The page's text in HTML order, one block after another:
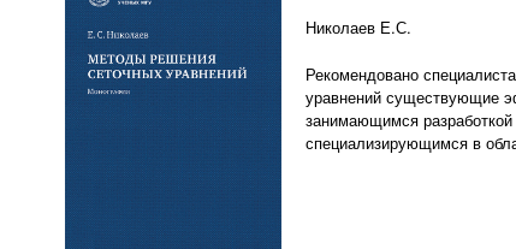
Николаев Е.С.
Рекомендовано
уравнений существующие
занимающимся
специализирующимся в